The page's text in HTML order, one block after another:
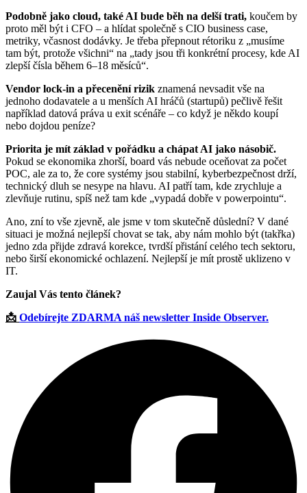
Podobně jako cloud, také AI bude běh na delší trati, koučem by
proto měl být i CFO – a hlídat společně s CIO business case,
metriky, včasnost dodávky. Je třeba přepnout rétoriku z „musíme
tam být, protože všichni“ na „tady jsou tři konkrétní procesy, kde AI
zlepší čísla během 6–18 měsíců“.
Vendor lock-in a přecenění rizik znamená nevsadit vše na
jednoho dodavatele a u menších AI hráčů (startupů) pečlivě řešit
například datová práva u exit scénáře – co když je někdo koupí
nebo dojdou peníze?
Priorita je mít základ v pořádku a chápat AI jako násobič.
Pokud se ekonomika zhorší, board vás nebude oceňovat za počet
POC, ale za to, že core systémy jsou stabilní, kyberbezpečnost drží,
technický dluh se nesype na hlavu. AI patří tam, kde zrychluje a
zlevňuje rutinu, spíš než tam kde „vypadá dobře v powerpointu“.
Ano, zní to vše zjevně, ale jsme v tom skutečně důslední? V dané
situaci je možná nejlepší chovat se tak, aby nám mohlo být (takřka)
jedno zda přijde zdravá korekce, tvrdší přistání celého tech sektoru,
nebo širší ekonomické ochlazení. Nejlepší je mít prostě uklizeno v
IT.
Zaujal Vás tento článek?
📩 Odebírejte ZDARMA náš newsletter Inside Observer.